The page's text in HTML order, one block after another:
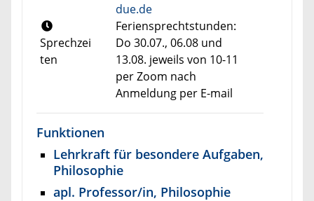
due.de
Sprechzei
ten
Feriensprechtstunden:
Do 30.07., 06.08 und
13.08. jeweils von 10-11
per Zoom nach
Anmeldung per E-mail
Funktionen
Lehrkraft für besondere Aufgaben,
Philosophie
apl. Professor/in, Philosophie